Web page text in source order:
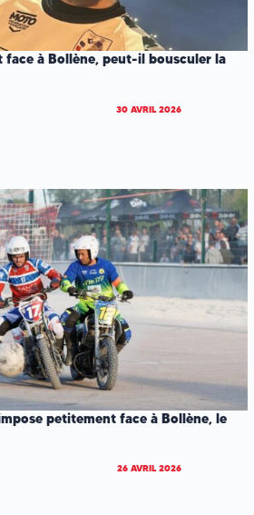
face à Bollène, peut-il bousculer la
30 AVRIL 2026
petitement face à Bollène, le
26 AVRIL 2026